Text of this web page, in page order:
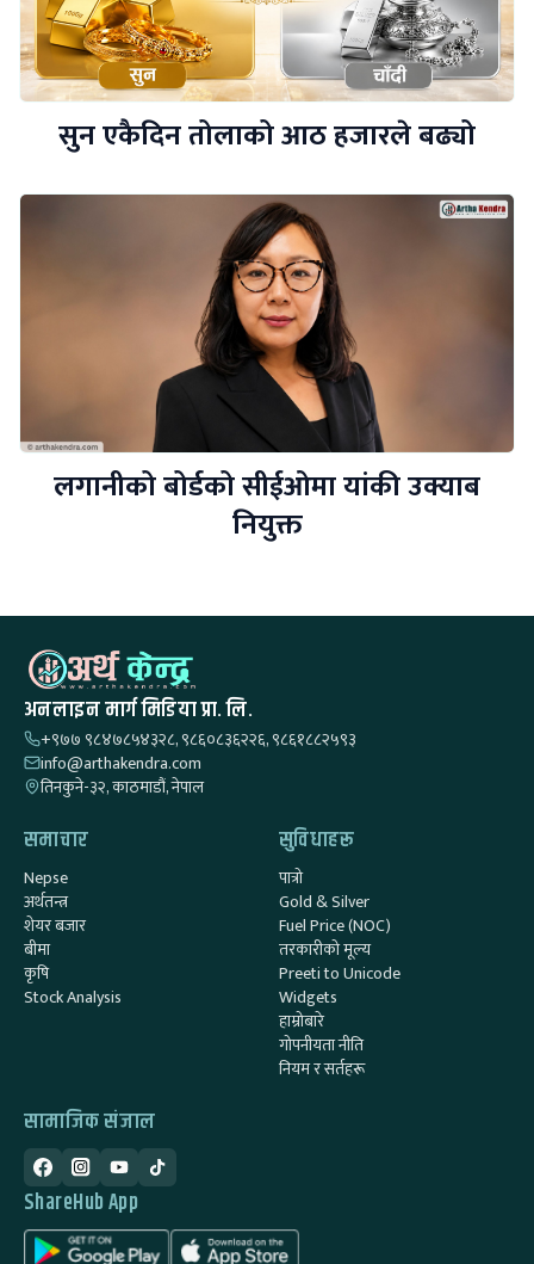
सुन एकैदिन तोलाको आठ हजारले बढ्यो
लगानीको बोर्डको सीईओमा यांकी उक्याब
नियुक्त
अनलाइन मार्ग मिडिया प्रा. लि.
+९७७ ९८४७८५४३२८, ९८६०८३६२२६, ९८६१८८२५९३
info@arthakendra.com
तिनकुने-३२, काठमाडौं, नेपाल
समाचार
Nepse
अर्थतन्त्र
शेयर बजार
बीमा
कृषि
Stock Analysis
सुविधाहरू
पात्रो
Gold & Silver
Fuel Price (NOC)
तरकारीको मूल्य
Preeti to Unicode
Widgets
हाम्रोबारे
गोपनीयता नीति
नियम र सर्तहरू
सामाजिक संजाल
ShareHub App